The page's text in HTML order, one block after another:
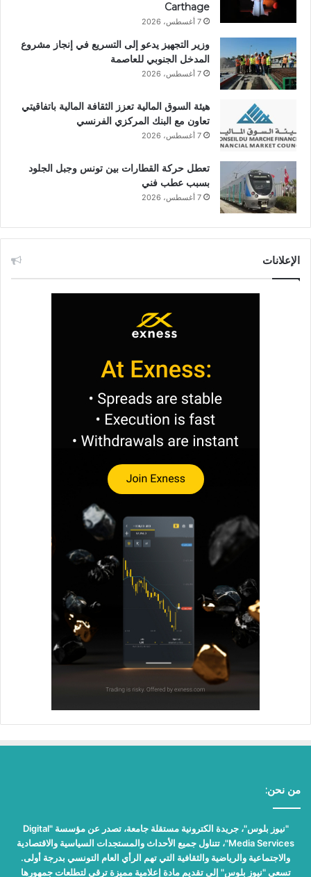
Carthage
7 أغسطس، 2026
وزير التجهيز يدعو إلى التسريع في إنجاز مشروع
المدخل الجنوبي للعاصمة
7 أغسطس، 2026
هيئة السوق المالية تعزز الثقافة المالية باتفاقيتي
تعاون مع البنك المركزي الفرنسي
7 أغسطس، 2026
تعطل حركة القطارات بين تونس وجبل الجلود
بسبب عطب فني
7 أغسطس، 2026
الإعلانات
من نحن:
"نيوز بلوس"، جريدة الكترونية مستقلة جامعة، تصدر عن مؤسسة "Digital
Media Services"، تتناول جميع الأحداث والمستجدات السياسية والاقتصادية
والاجتماعية والرياضية والثقافية التي تهم الرأي العام التونسي بدرجة أولى.
تسعى "نيوز بلوس" إلى تقديم مادة إعلامية مميزة ترقى لتطلعات جمهورها